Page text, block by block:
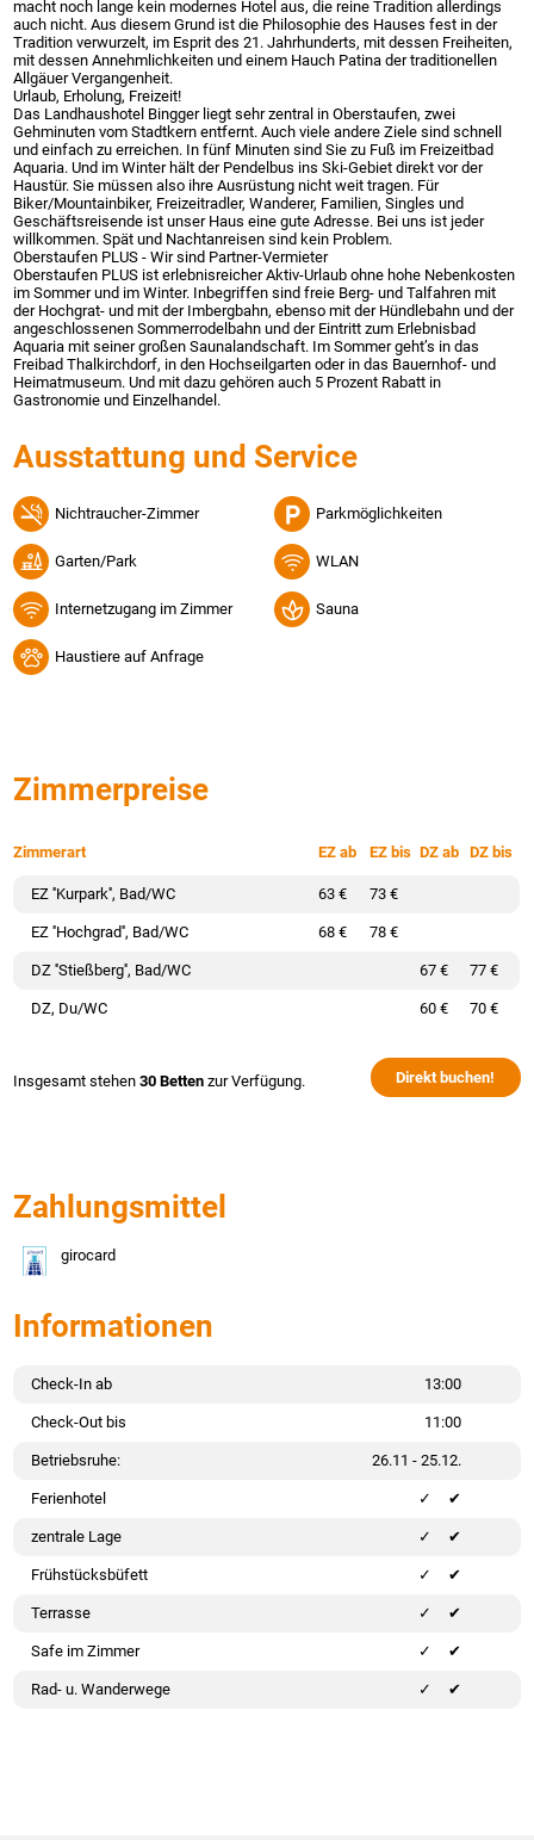
Ausstattung und Service
Nichtraucher-Zimmer Parkmöglichkeiten
Garten/Park WLAN
Internetzugang im Zimmer Sauna
Haustiere auf Anfrage
Zimmerpreise
Zimmerart EZ ab EZ bis DZ ab DZ bis
EZ ''Kurpark'', Bad/WC 63 € 73 €
EZ ''Hochgrad'', Bad/WC 68 € 78 €
DZ ''Stießberg'', Bad/WC 67 € 77 €
DZ, Du/WC 60 € 70 €
Insgesamt stehen30 Betten zur Verfügung. Direkt buchen!
Zahlungsmittel
girocard
Informationen
Check-In ab 13:00
Check-Out bis 11:00
Betriebsruhe: 26.11 - 25.12.
Ferienhotel ✔
zentrale Lage ✔
Frühstücksbüfett ✔
Terrasse ✔
Safe im Zimmer ✔
Rad- u. Wanderwege ✔
macht noch lange kein modernes Hotel aus, die reine Tradition allerdings
auch nicht. Aus diesem Grund ist die Philosophie des Hauses fest in der
Tradition verwurzelt, im Esprit des 21. Jahrhunderts, mit dessen Freiheiten,
mit dessen Annehmlichkeiten und einem Hauch Patina der traditionellen
Allgäuer Vergangenheit.
Urlaub, Erholung, Freizeit!
Das Landhaushotel Bingger liegt sehr zentral in Oberstaufen, zwei
Gehminuten vom Stadtkern entfernt. Auch viele andere Ziele sind schnell
und einfach zu erreichen. In fünf Minuten sind Sie zu Fuß im Freizeitbad
Aquaria. Und im Winter hält der Pendelbus ins Ski-Gebiet direkt vor der
Haustür. Sie müssen also ihre Ausrüstung nicht weit tragen. Für
Biker/Mountainbiker, Freizeitradler, Wanderer, Familien, Singles und
Geschäftsreisende ist unser Haus eine gute Adresse. Bei uns ist jeder
willkommen. Spät und Nachtanreisen sind kein Problem.
Oberstaufen PLUS - Wir sind Partner-Vermieter
Oberstaufen PLUS ist erlebnisreicher Aktiv-Urlaub ohne hohe Nebenkosten
im Sommer und im Winter. Inbegriffen sind freie Berg- und Talfahren mit
der Hochgrat- und mit der Imbergbahn, ebenso mit der Hündlebahn und der
angeschlossenen Sommerrodelbahn und der Eintritt zum Erlebnisbad
Aquaria mit seiner großen Saunalandschaft. Im Sommer geht’s in das
Freibad Thalkirchdorf, in den Hochseilgarten oder in das Bauernhof- und
Heimatmuseum. Und mit dazu gehören auch 5 Prozent Rabatt in
Gastronomie und Einzelhandel.